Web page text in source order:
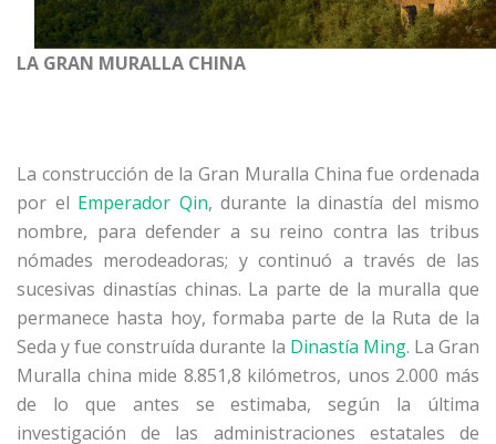
LA GRAN MURALLA CHINA
La construcción de la Gran Muralla China fue ordenada
por el Emperador Qin, durante la dinastía del mismo
nombre, para defender a su reino contra las tribus
nómades merodeadoras; y continuó a través de las
sucesivas dinastías chinas. La parte de la muralla que
permanece hasta hoy, formaba parte de la Ruta de la
Seda y fue construída durante la Dinastía Ming. La Gran
Muralla china mide 8.851,8 kilómetros, unos 2.000 más
de lo que antes se estimaba, según la última
investigación de las administraciones estatales de